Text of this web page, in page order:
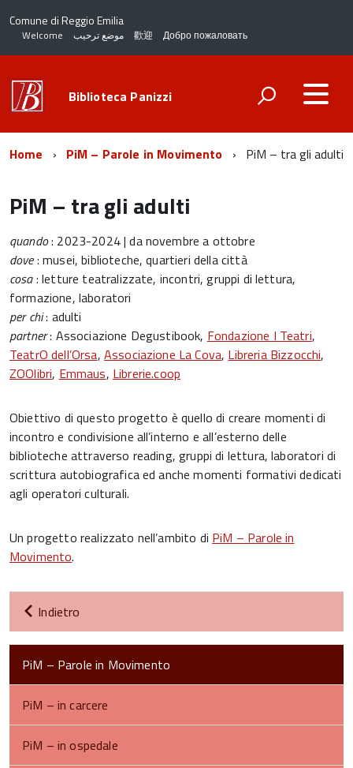
Comune di Reggio Emilia
Welcome موضع ترحيب 歡迎 Добро пожаловать
Biblioteca Panizzi
Home PiM – Parole in Movimento PiM – tra gli adulti
PiM – tra gli adulti
quando: 2023-2024 | da novembre a ottobre
dove: musei, biblioteche, quartieri della città
cosa: letture teatralizzate, incontri, gruppi di lettura,
formazione, laboratori
per chi: adulti
partner: Associazione Degustibook, Fondazione I Teatri,
TeatrO dell’Orsa, Associazione La Cova, Libreria Bizzocchi,
ZOOlibri, Emmaus, Librerie.coop
Obiettivo di questo progetto è quello di creare momenti di
incontro e condivisione all’interno e all’esterno delle
biblioteche attraverso reading, gruppi di lettura, laboratori di
scrittura autobiografica ed anche momenti formativi dedicati
agli operatori culturali.
Un progetto realizzato nell’ambito di PiM – Parole in
Movimento.
Indietro
PiM – Parole in Movimento
PiM – in carcere
PiM – in ospedale